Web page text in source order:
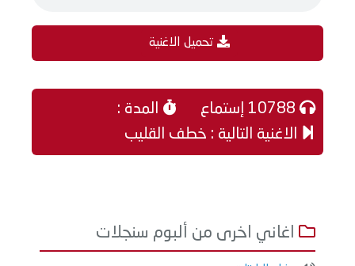
تحميل الاغنية
المدة :
الاغنية التالية : خطف القليب
اغاني اخرى من ألبوم سنجلات